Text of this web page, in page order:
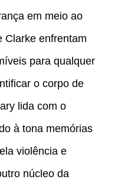
em meio ao
Clarke enfrentam
para qualquer
o corpo de
lida com o
à tona memórias
violência e
núcleo da